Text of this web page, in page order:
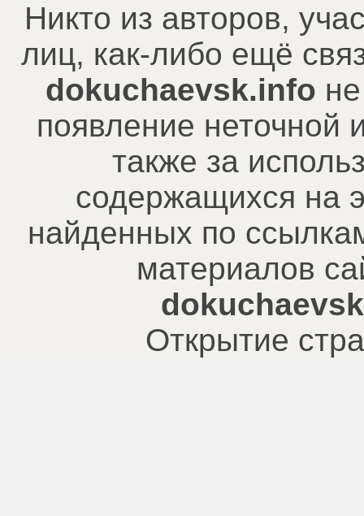
Никто из авторов,
лиц, как-либо ещё
dokuchaevsk.info
появление
также за
содержащихся на
найденных по
материалов
Открытие